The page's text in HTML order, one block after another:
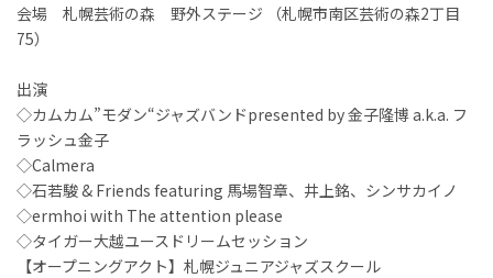
会場 札幌芸術の森 野外ステージ （札幌市南区芸術の森2丁目
75）
出演
◇カムカム”モダン“ジャズバンドpresented by 金子隆博 a.k.a. フ
ラッシュ金子
◇Calmera
◇石若駿 & Friends featuring 馬場智章、井上銘、シンサカイノ
◇ermhoi with The attention please
◇タイガー大越ユースドリームセッション
【オープニングアクト】札幌ジュニアジャズスクール